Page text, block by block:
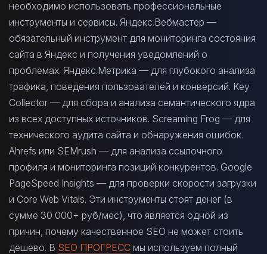
необходимо использовать профессиональные
инструменты и сервисы. Яндекс.Вебмастер —
обязательный инструмент для мониторинга состояния
сайта в Яндекс и получения уведомлений о
проблемах. Яндекс.Метрика — для глубокого анализа
трафика, поведения пользователей и конверсий. Key
Collector — для сбора и анализа семантического ядра
из всех доступных источников. Screaming Frog — для
технического аудита сайта и обнаружения ошибок.
Ahrefs или SEMrush — для анализа ссылочного
профиля и мониторинга позиций конкурентов. Google
PageSpeed Insights — для проверки скорости загрузки
и Core Web Vitals. Эти инструменты стоят денег (в
сумме 30 000+ руб/мес), что является одной из
причин, почему качественное SEO не может стоить
дёшево. В SEO ПРОГРЕСС мы используем полный